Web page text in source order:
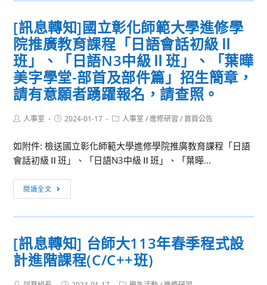
訓
練、
警
正
警
察
人
晉
官
練
及
委
淡
江
大
學
學
校
法
大
廣
教
育
[訊息轉知]國立彰化師範大學進修學
院推廣教育課程「日語會話初級Ⅱ
班」、「日語N3中級Ⅱ班」、「葉曄
美字學堂-部首及部件篇」招生簡章，
請有意願者踴躍報名，請查照。
Post人事室
Post2024-01-17
Post人事室 / 進修研習 / 首頁公告
如附件: 檢送國立彰化師範大學進修學院推廣教育課程「日語
會話初級Ⅱ班」、「日語N3中級Ⅱ班」、「葉曄...
閱讀全文
息
轉
國
立
[訊息轉知] 台師大113年春季程式設
計進階課程(C/C++班)